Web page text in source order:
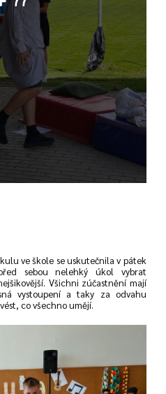
ve škole se uskutečnila v pátek
sebou nelehký úkol vybrat
Všichni zúčastnění mají
vystoupení a taky za odvahu
co všechno umějí.